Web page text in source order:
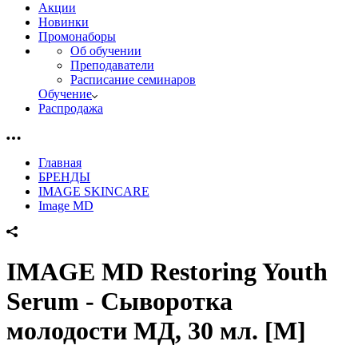
Акции
Новинки
Промонаборы
Об обучении
Преподаватели
Расписание семинаров
Обучение
Распродажа
Главная
БРЕНДЫ
IMAGE SKINCARE
Image MD
IMAGE MD Restoring Youth
Serum - Сыворотка
молодости МД, 30 мл. [M]